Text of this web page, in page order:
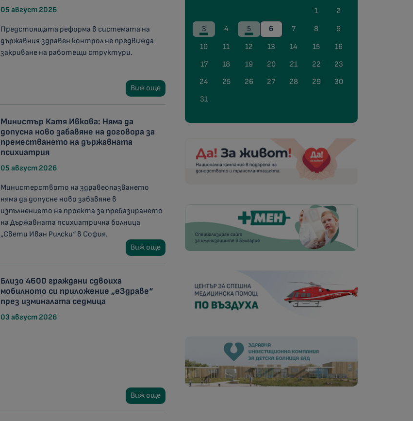
05 август 2026
Предстоящата реформа в системата на
държавния здравен контрол не предвижда
закриване на работещи структури.
Виж още
Министър Катя Ивкова: Няма да
допусна ново забавяне на договора за
преместването на държавната
психиатрия
05 август 2026
Министерството на здравеопазването
няма да допусне ново забавяне в
изпълнението на проекта за пребазирането
на Държавната психиатрична болница
„Свети Иван Рилски“ в София.
Виж още
Близо 4600 граждани сдвоиха
мобилното си приложение „еЗдраве“
през изминалата седмица
03 август 2026
Виж още
1
2
3
4 5 6 7 8
9
10
11 12 13 14 15
16
17
18 19 20 21 22
23
24
25 26 27 28 29
30
31